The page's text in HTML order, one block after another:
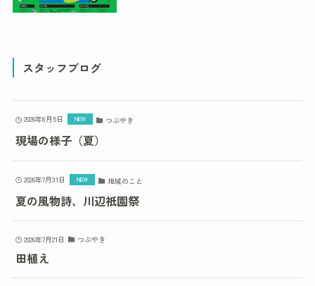
スタッフブログ
2026年8月5日 つぶやき
現場の様子（夏）
2026年7月31日 地域のこと
夏の風物詩、川辺祇園祭
2026年7月21日 つぶやき
田植え